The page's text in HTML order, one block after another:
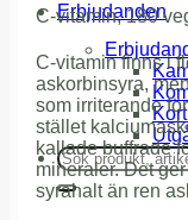
Erbjudanden
Sök
efter:
C-vitamin, 180
C-vitamin finns i
askorbinsyra,
som irriterande
stället
kallade buffrade
mineraler. Det
syrahalt än ren